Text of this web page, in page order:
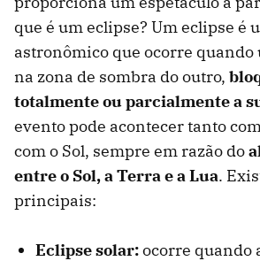
que é um eclipse? Um eclipse é
astronômico que ocorre quando
na zona de sombra do outro,
totalmente ou parcialmente a
evento pode acontecer tanto
com o Sol, sempre em razão do
entre o Sol, a Terra e a Lua.
principais:
Eclipse solar:ocorre quando